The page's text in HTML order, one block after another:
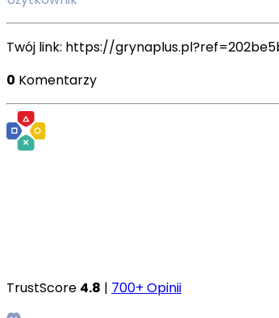
Twój link: https://
0 Komentarzy
TrustScore 4.8 | 700+ Opinii